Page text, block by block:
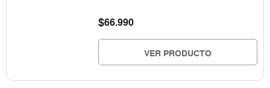
$66.990
VER PRODUCTO